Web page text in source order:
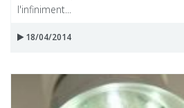
l'infiniment...
18/04/2014